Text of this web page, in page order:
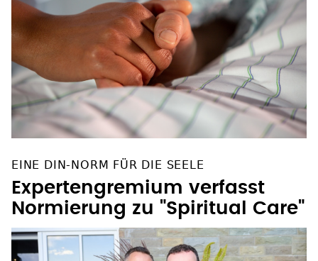
Expertengremium verfasst
Normierung zu "Spiritual Care"